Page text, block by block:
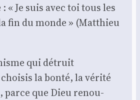
« Je suis avec toi tous les
fin du monde » (Mat­thieu
qui détruit
choi­sis la bon­té, la véri­té
parce que Dieu renou­